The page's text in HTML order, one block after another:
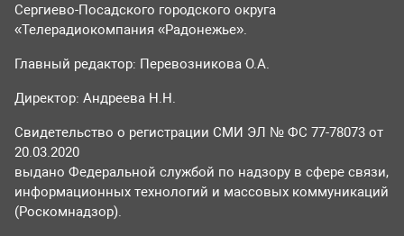
Сергиево-Посадского городского округа
«Телерадиокомпания «Радонежье».
Главный редактор: Перевозникова О.А.
Директор: Андреева Н.Н.
Свидетельство о регистрации СМИ ЭЛ № ФС 77-78073 от
20.03.2020
выдано Федеральной службой по надзору в сфере связи,
информационных технологий и массовых коммуникаций
(Роскомнадзор).